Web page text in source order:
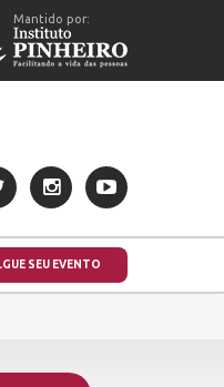
Mantido por:
SEU EVENTO